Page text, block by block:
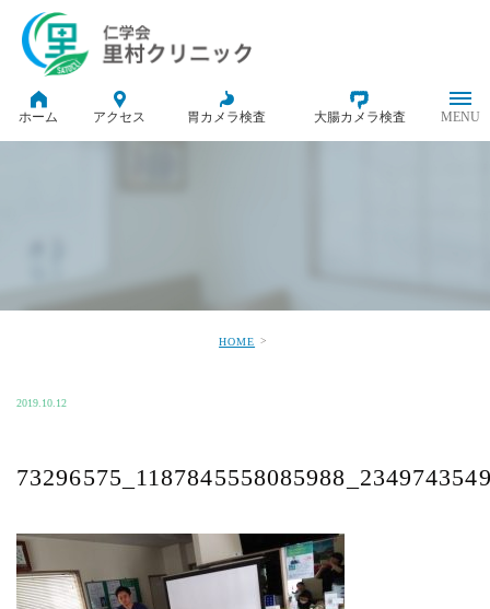
ホーム アクセス 胃カメラ検査 大腸カメラ検査
HOME
2019.10.12